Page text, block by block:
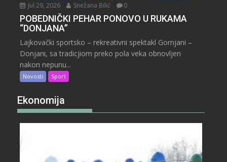
Jul 29, 2026 Snežana Bilić 0
POBEDNIČKI PEHAR PONOVO U RUKAMA
“DONJANA”
Lajkovački sportsko – rekreativni spektakl Gornjani –
Donjani, sa tradicjiom preko pola veka obnovljen
nakon nepunu...
Novosti Sport
Ekonomija